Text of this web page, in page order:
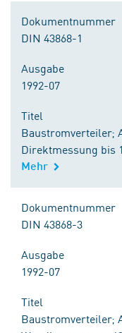
Dokumentnummer
DIN 43868-1
Ausgabe
1992-07
Titel
Baustromverteiler;
Direktmessung bis
Mehr
Dokumentnummer
DIN 43868-3
Ausgabe
1992-07
Titel
Baustromverteiler;